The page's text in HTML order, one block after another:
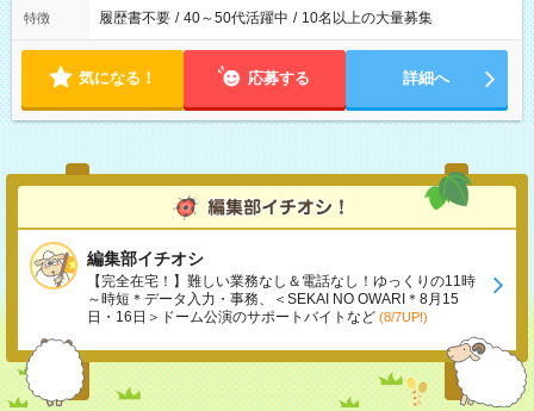
特徴 履歴書不要 / 40～50代活躍中 / 10名以上の大量募集
気になる！ 応募する 詳細へ
編集部イチオシ
【完全在宅！】難しい業務なし＆電話なし！ゆっくりの11時
～時短＊データ入力・事務、＜SEKAI NO OWARI＊8月15
日・16日＞ドーム公演のサポートバイトなど (8/7UP!)